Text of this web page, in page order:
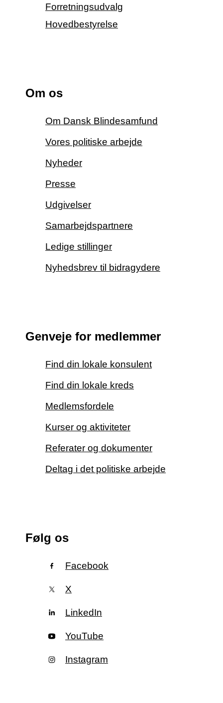
Forretningsudvalg
Hovedbestyrelse
Om os
Om Dansk Blindesamfund
Vores politiske arbejde
Nyheder
Presse
Udgivelser
Samarbejdspartnere
Ledige stillinger
Nyhedsbrev til bidragydere
Genveje for medlemmer
Find din lokale konsulent
Find din lokale kreds
Medlemsfordele
Kurser og aktiviteter
Referater og dokumenter
Deltag i det politiske arbejde
Følg os
Facebook
X
LinkedIn
YouTube
Instagram